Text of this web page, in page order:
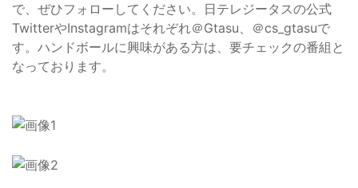
で、ぜひフォローしてください。日テレジータスの公式
TwitterやInstagramはそれぞれ＠Gtasu、＠cs_gtasuで
す。ハンドボールに興味がある方は、要チェックの番組と
なっております。